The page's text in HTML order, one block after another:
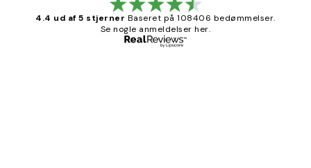
4.4 ud af 5 stjerner Baseret på 108406 bedømmelser.
Se nogle anmeldelser her.